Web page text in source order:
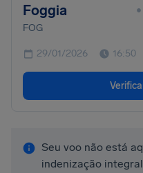
Foggia •
FOG
29/01/2026 16:50
Seu voo não está
indenização